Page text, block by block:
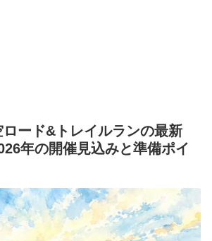
ード&トレイルランの最新
年の開催見込みと準備ポイ